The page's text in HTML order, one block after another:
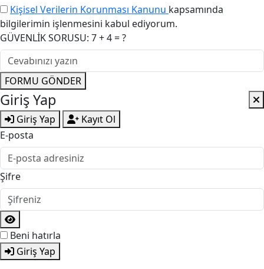
Kişisel Verilerin Korunması Kanunu kapsamında
bilgilerimin işlenmesini kabul ediyorum.
GÜVENLİK SORUSU: 7 + 4 = ?
FORMU GÖNDER
Giriş Yap
Giriş Yap
Kayıt Ol
E-posta
Şifre
Beni hatırla
Giriş Yap